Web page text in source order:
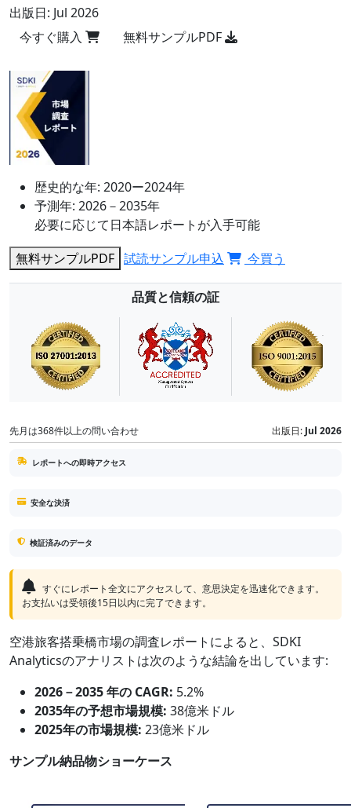
出版日: Jul 2026
今すぐ購入
無料サンプルPDF
歴史的な年: 2020ー2024年
予測年: 2026－2035年
必要に応じて日本語レポートが入手可能
無料サンプルPDF 試読サンプル申込 今買う
品質と信頼の証
先月は368件以上の問い合わせ 出版日: Jul 2026
レポートへの即時アクセス
安全な決済
検証済みのデータ
すぐにレポート全文にアクセスして、意思決定を迅速化できます。
お支払いは受領後15日以内に完了できます。
空港旅客搭乗橋市場の調査レポートによると、SDKI
Analyticsのアナリストは次のような結論を出しています:
2026－2035 年の CAGR: 5.2%
2035年の予想市場規模: 38億米ドル
2025年の市場規模: 23億米ドル
サンプル納品物ショーケース